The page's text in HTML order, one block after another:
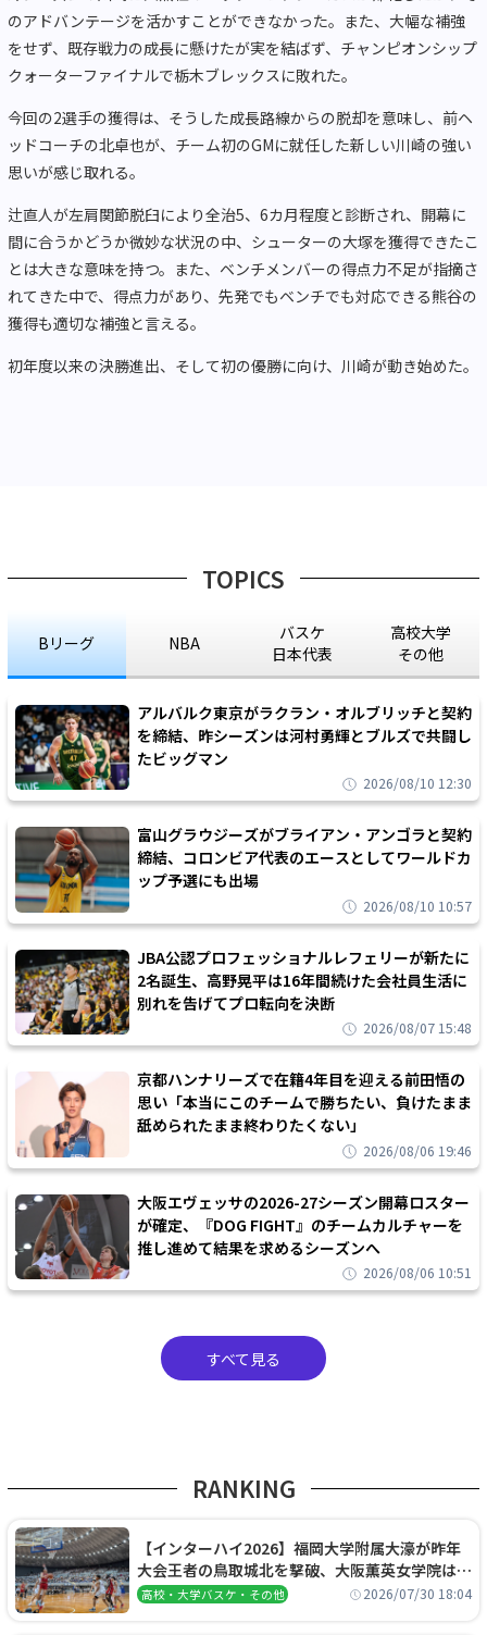
のアドバンテージを活かすことができなかった。また、大幅な補強
をせず、既存戦力の成長に懸けたが実を結ばず、チャンピオンシップ
クォーターファイナルで栃木ブレックスに敗れた。
今回の2選手の獲得は、そうした成長路線からの脱却を意味し、前ヘ
ッドコーチの北卓也が、チーム初のGMに就任した新しい川崎の強い
思いが感じ取れる。
辻直人が左肩関節脱臼により全治5、6カ月程度と診断され、開幕に
間に合うかどうか微妙な状況の中、シューターの大塚を獲得できたこ
とは大きな意味を持つ。また、ベンチメンバーの得点力不足が指摘さ
れてきた中で、得点力があり、先発でもベンチでも対応できる熊谷の
獲得も適切な補強と言える。
初年度以来の決勝進出、そして初の優勝に向け、川崎が動き始めた。
TOPICS
Bリーグ NBA
バスケ
日本代表
高校大学
その他
アルバルク東京がラクラン・オルブリッチと契約
を締結、昨シーズンは河村勇輝とブルズで共闘し
たビッグマン
2026/08/10 12:30
富山グラウジーズがブライアン・アンゴラと契約
締結、コロンビア代表のエースとしてワールドカ
ップ予選にも出場
2026/08/10 10:57
JBA公認プロフェッショナルレフェリーが新たに
2名誕生、高野晃平は16年間続けた会社員生活に
別れを告げてプロ転向を決断
2026/08/07 15:48
京都ハンナリーズで在籍4年目を迎える前田悟の
思い「本当にこのチームで勝ちたい、負けたまま
舐められたまま終わりたくない」
2026/08/06 19:46
大阪エヴェッサの2026-27シーズン開幕ロスター
が確定、『DOG FIGHT』のチームカルチャーを
推し進めて結果を求めるシーズンへ
2026/08/06 10:51
すべて見る
RANKING
【インターハイ2026】福岡大学附属大濠が昨年
大会王者の鳥取城北を撃破、大阪薫英女学院は岐
阜女子に完勝、大会3日目試合結果
高校・大学バスケ・その他 2026/07/30 18:04